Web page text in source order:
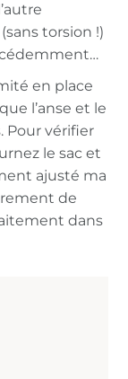
torsion !)
en place
l’anse et le
Pour vérifier
le sac et
ajusté ma
de
dans